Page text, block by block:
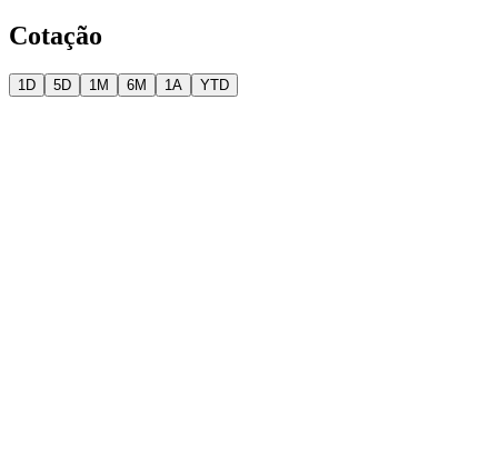
Cotação
1D 5D 1M 6M 1A YTD